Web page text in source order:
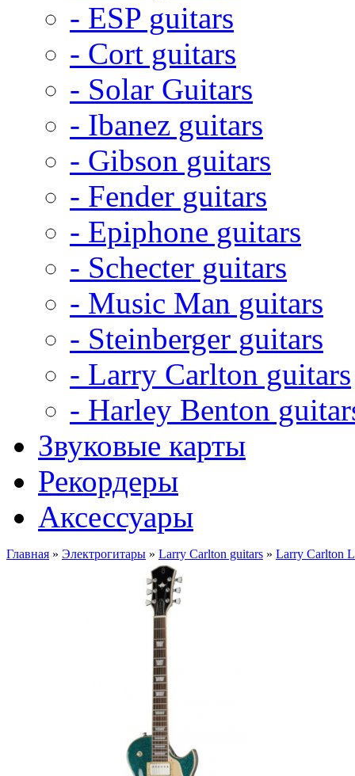
- ESP guitars
- Cort guitars
- Solar Guitars
- Ibanez guitars
- Gibson guitars
- Fender guitars
- Epiphone guitars
- Schecter guitars
- Music Man guitars
- Steinberger guitars
- Larry Carlton guitars
- Harley Benton
Звуковые карты
Рекордеры
Аксессуары
Главная » Электрогитары » Larry Carlton guitars » Larry Carlton